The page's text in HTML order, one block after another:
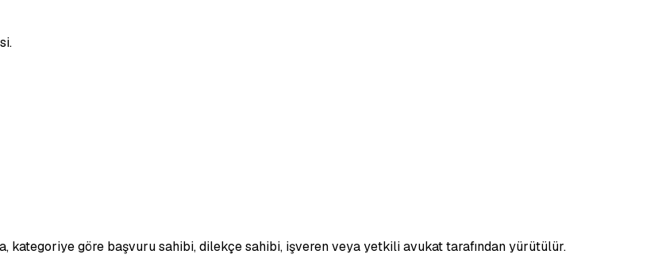
kategoriye göre başvuru sahibi, dilekçe sahibi, işveren veya yetkili avukat tarafından yürütülür.